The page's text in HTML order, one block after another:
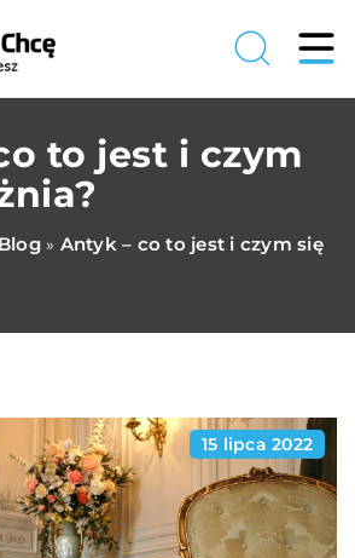
to jest i czym
Blog» Antyk – co to jest i czym się
15 lipca 2022